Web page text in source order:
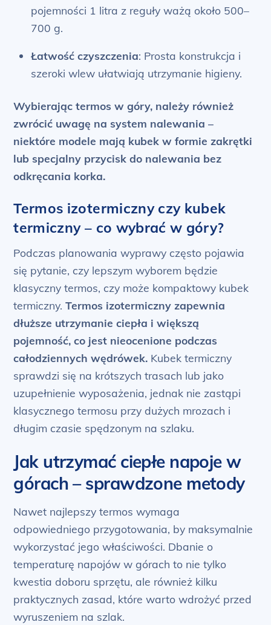
pojemności 1 litra z reguły ważą około 500–
700 g.
Łatwość czyszczenia: Prosta konstrukcja i
szeroki wlew ułatwiają utrzymanie higieny.
Wybierając termos w góry, należy również
zwrócić uwagę na system nalewania –
niektóre modele mają kubek w formie zakrętki
lub specjalny przycisk do nalewania bez
odkręcania korka.
Termos izotermiczny czy kubek
termiczny – co wybrać w góry?
Podczas planowania wyprawy często pojawia
się pytanie, czy lepszym wyborem będzie
klasyczny termos, czy może kompaktowy kubek
termiczny.Termos izotermiczny zapewnia
dłuższe utrzymanie ciepła i większą
pojemność, co jest nieocenione podczas
całodziennych wędrówek. Kubek termiczny
sprawdzi się na krótszych trasach lub jako
uzupełnienie wyposażenia, jednak nie zastąpi
klasycznego termosu przy dużych mrozach i
długim czasie spędzonym na szlaku.
Jak utrzymać ciepłe napoje w
górach – sprawdzone metody
Nawet najlepszy termos wymaga
odpowiedniego przygotowania, by maksymalnie
wykorzystać jego właściwości. Dbanie o
temperaturę napojów w górach to nie tylko
kwestia doboru sprzętu, ale również kilku
praktycznych zasad, które warto wdrożyć przed
wyruszeniem na szlak.